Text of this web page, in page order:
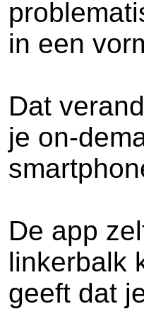
in een
Dat
je on-
De app
linkerbalk
geeft dat